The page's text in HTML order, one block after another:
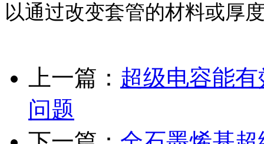
以通过改变套管的材料或厚
上一篇： 超级电容能
问题